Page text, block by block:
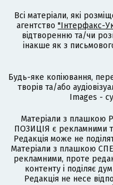
Всі матеріали, які
агентство "Інтерфакс-
відтворенню та/чи
інакше як з
Будь-яке копіювання,
творів та/або
Images -
Матеріали з плашкою
ПОЗИЦІЯ є рекламними
Редакція може не
Матеріали з плашкою
рекламними, проте
контенту і поділяє
Редакція не несе